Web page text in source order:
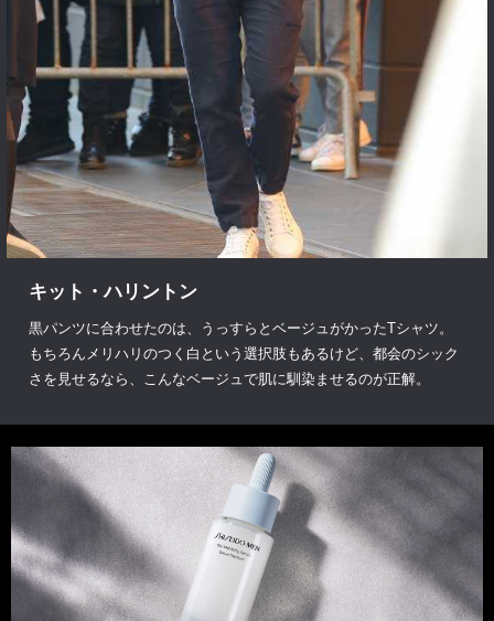
キット・ハリントン
黒パンツに合わせたのは、うっすらとベージュがかったTシャツ。
もちろんメリハリのつく白という選択肢もあるけど、都会のシック
さを見せるなら、こんなベージュで肌に馴染ませるのが正解。